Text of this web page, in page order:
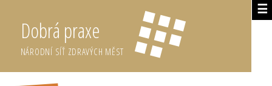
☰
Dobrá praxe
NÁRODNÍ SÍŤ ZDRAVÝCH MĚST